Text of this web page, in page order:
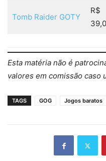
Tomb Raider GOTY
R$
Esta matéria não é
valores em comissão
TAGS GOG Jogos baratos